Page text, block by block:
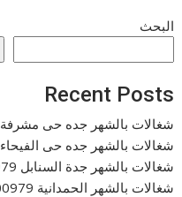
البحث
Recent Posts
شغالات بالشهر جده حى مشرفة 0577265649
شغالات بالشهر جده حى الفيحاء 0577265649
شغالات بالشهر جدة السنابل 0571400979
شغالات بالشهر الحمدانية 0571400979